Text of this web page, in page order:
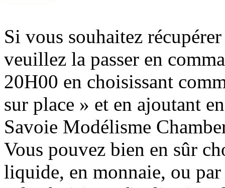
Si vous souhaitez
veuillez la passer en
20H00 en choisissant
sur place » et en ajoutant
Savoie Modélisme
Vous pouvez bien en sûr
liquide, en monnaie, ou